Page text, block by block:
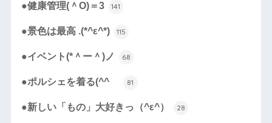
●健康管理(＾O)＝3 141
●景色は最高 .(*^ε^*) 115
●イベント(*＾ー＾)ノ 68
●ポルシェを着る(^^ゞ 81
●新しい「もの」大好きっ（^ε^） 28